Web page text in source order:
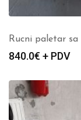
Rucni paletar
840.0€ + PDV